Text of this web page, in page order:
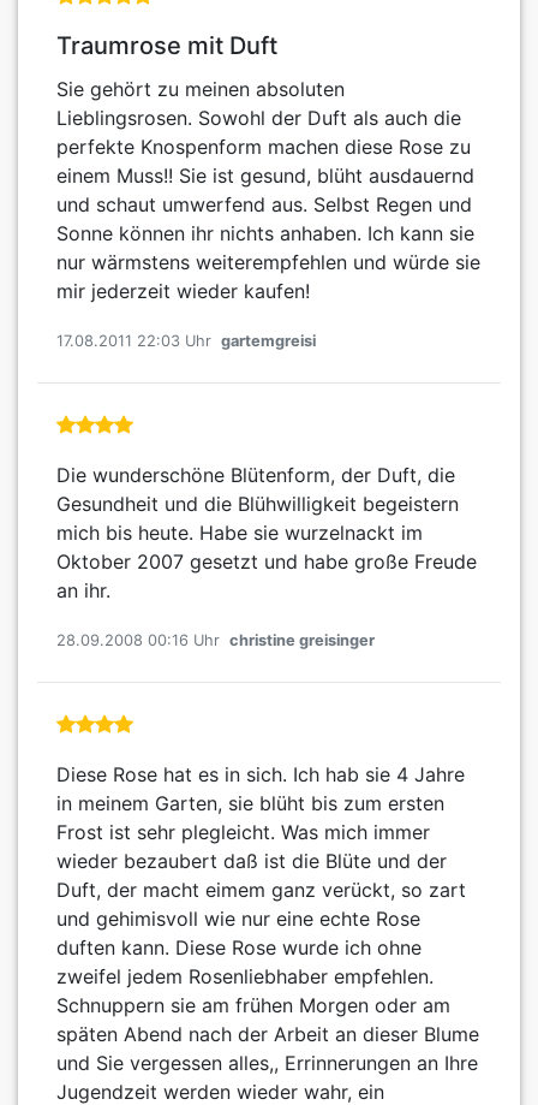
Traumrose mit Duft
Sie gehört zu meinen absoluten
Lieblingsrosen. Sowohl der Duft als auch die
perfekte Knospenform machen diese Rose zu
einem Muss!! Sie ist gesund, blüht ausdauernd
und schaut umwerfend aus. Selbst Regen und
Sonne können ihr nichts anhaben. Ich kann sie
nur wärmstens weiterempfehlen und würde sie
mir jederzeit wieder kaufen!
17.08.2011 22:03 Uhr gartemgreisi
Die wunderschöne Blütenform, der Duft, die
Gesundheit und die Blühwilligkeit begeistern
mich bis heute. Habe sie wurzelnackt im
Oktober 2007 gesetzt und habe große Freude
an ihr.
28.09.2008 00:16 Uhr christine greisinger
Diese Rose hat es in sich. Ich hab sie 4 Jahre
in meinem Garten, sie blüht bis zum ersten
Frost ist sehr plegleicht. Was mich immer
wieder bezaubert daß ist die Blüte und der
Duft, der macht eimem ganz verückt, so zart
und gehimisvoll wie nur eine echte Rose
duften kann. Diese Rose wurde ich ohne
zweifel jedem Rosenliebhaber empfehlen.
Schnuppern sie am frühen Morgen oder am
späten Abend nach der Arbeit an dieser Blume
und Sie vergessen alles,, Errinnerungen an Ihre
Jugendzeit werden wieder wahr, ein